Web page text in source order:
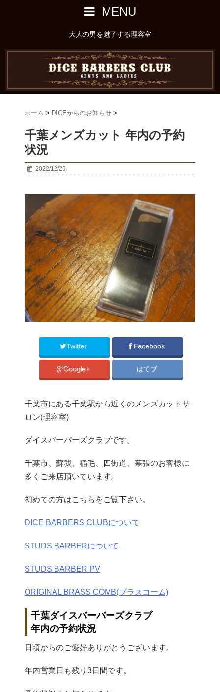
MENU
大人の男を魅了する理容室
ホーム > DICEからのお知らせ >
千葉メンズカット 年内の予約
状況
2022/12/29
Twitter Facebook
Google+ はてブ
千葉市にある千葉駅から近くのメンズカットサ
ロン(理容室)
ダイスバーバーズクラブです。
千葉市、蘇我、稲毛、四街道、幕張のお客様に
多くご来店頂いています。
初めての方はこちらをご覧下さい。
DICE BARBERS CLUBについて
STUDS BARBERについて
STUDS BARBER PV
ORIGINAL BRASS COMB(ブラスコーム)
千葉ダイスバーバーズクラブ
年内の予約状況
日頃からのご愛好ありがとうございます。
年内営業日も残り3日間です。